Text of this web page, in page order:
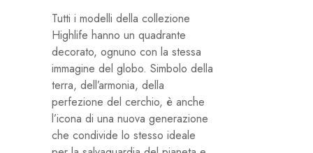
Tutti i modelli della collezione
Highlife hanno un quadrante
decorato, ognuno con la stessa
immagine del globo. Simbolo della
terra, dell’armonia, della
perfezione del cerchio, è anche
l’icona di una nuova generazione
che condivide lo stesso ideale